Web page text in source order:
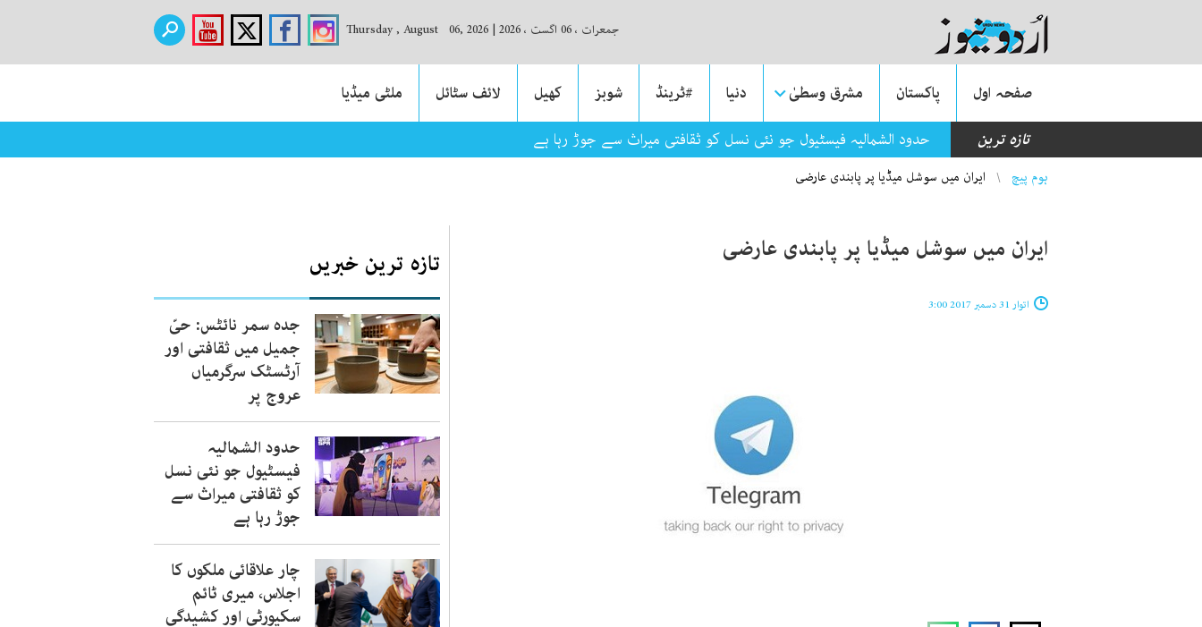
جمعرات ، 06 اگست ، 2026 |
Thursday , August 06, 2026
صفحہ اول پاکستان مشرق وسطیٰ دنیا #ٹرینڈ شوبز کھیل لائف سٹائل
ملٹی میڈیا
تازہ ترین
حدود الشمالیہ فیسٹیول جو نئی نسل کو ثقافتی میراث سے جوڑ رہا ہے
You are here
ہوم پیچ ایران میں سوشل میڈیا پر پابندی عارضی
ایران میں سوشل میڈیا پر پابندی عارضی
اتوار 31 دسمبر 2017 3:00
تازہ ترین خبریں
جدہ سمر نائٹس: حیّ
جمیل میں ثقافتی اور
آرٹسٹک سرگرمیاں
عروج پر
حدود الشمالیہ
فیسٹیول جو نئی نسل
کو ثقافتی میراث سے
جوڑ رہا ہے
چار علاقائی ملکوں کا
اجلاس، میری ٹائم
سکیورٹی اور کشیدگی